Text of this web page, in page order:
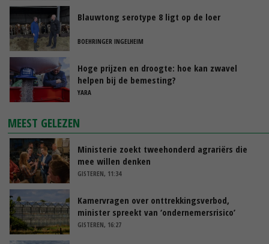
Blauwtong serotype 8 ligt op de loer
BOEHRINGER INGELHEIM
Hoge prijzen en droogte: hoe kan zwavel
helpen bij de bemesting?
YARA
MEEST GELEZEN
Ministerie zoekt tweehonderd agrariërs die
mee willen denken
GISTEREN, 11:34
Kamervragen over onttrekkingsverbod,
minister spreekt van ‘ondernemersrisico’
GISTEREN, 16:27